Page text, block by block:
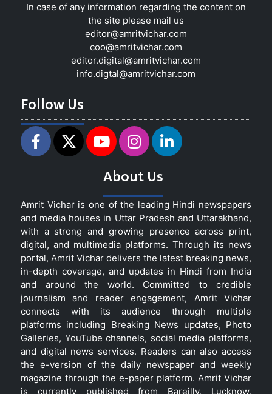
In case of any information regarding the content on
the site please mail us
editor@amritvichar.com
coo@amritvichar.com
editor.digital@amritvichar.com
info.digtal@amritvichar.com
Follow Us
About Us
Amrit Vichar is one of the leading Hindi newspapers
and media houses in Uttar Pradesh and Uttarakhand,
with a strong and growing presence across print,
digital, and multimedia platforms. Through its news
portal, Amrit Vichar delivers the latest breaking news,
in-depth coverage, and updates in Hindi from India
and around the world. Committed to credible
journalism and reader engagement, Amrit Vichar
connects with its audience through multiple
platforms including Breaking News updates, Photo
Galleries, YouTube channels, social media platforms,
and digital news services. Readers can also access
the e-version of the daily newspaper and weekly
magazine through the e-paper platform. Amrit Vichar
is currently published from Bareilly, Lucknow,